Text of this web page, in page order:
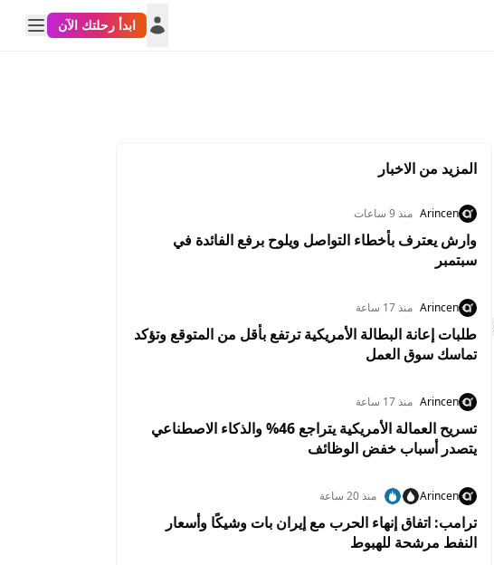
ابدأ رحلتك الآن
المزيد من الاخبار
Arincen منذ 9 ساعات
وارش يعترف بأخطاء التواصل ويلوح برفع الفائدة في
سبتمبر
Arincen منذ 17 ساعة
طلبات إعانة البطالة الأمريكية ترتفع بأقل من المتوقع وتؤكد
تماسك سوق العمل
Arincen منذ 17 ساعة
تسريح العمالة الأمريكية يتراجع 46% والذكاء الاصطناعي
يتصدر أسباب خفض الوظائف
Arincen منذ 20 ساعة
ترامب: اتفاق إنهاء الحرب مع إيران بات وشيكًا وأسعار
النفط مرشحة للهبوط